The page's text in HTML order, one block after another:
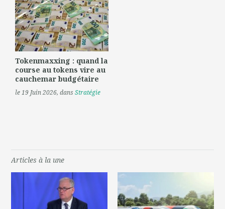
Tokenmaxxing : quand la
course au tokens vire au
cauchemar budgétaire
le 19 Juin 2026, dansStratégie
Articles à la une